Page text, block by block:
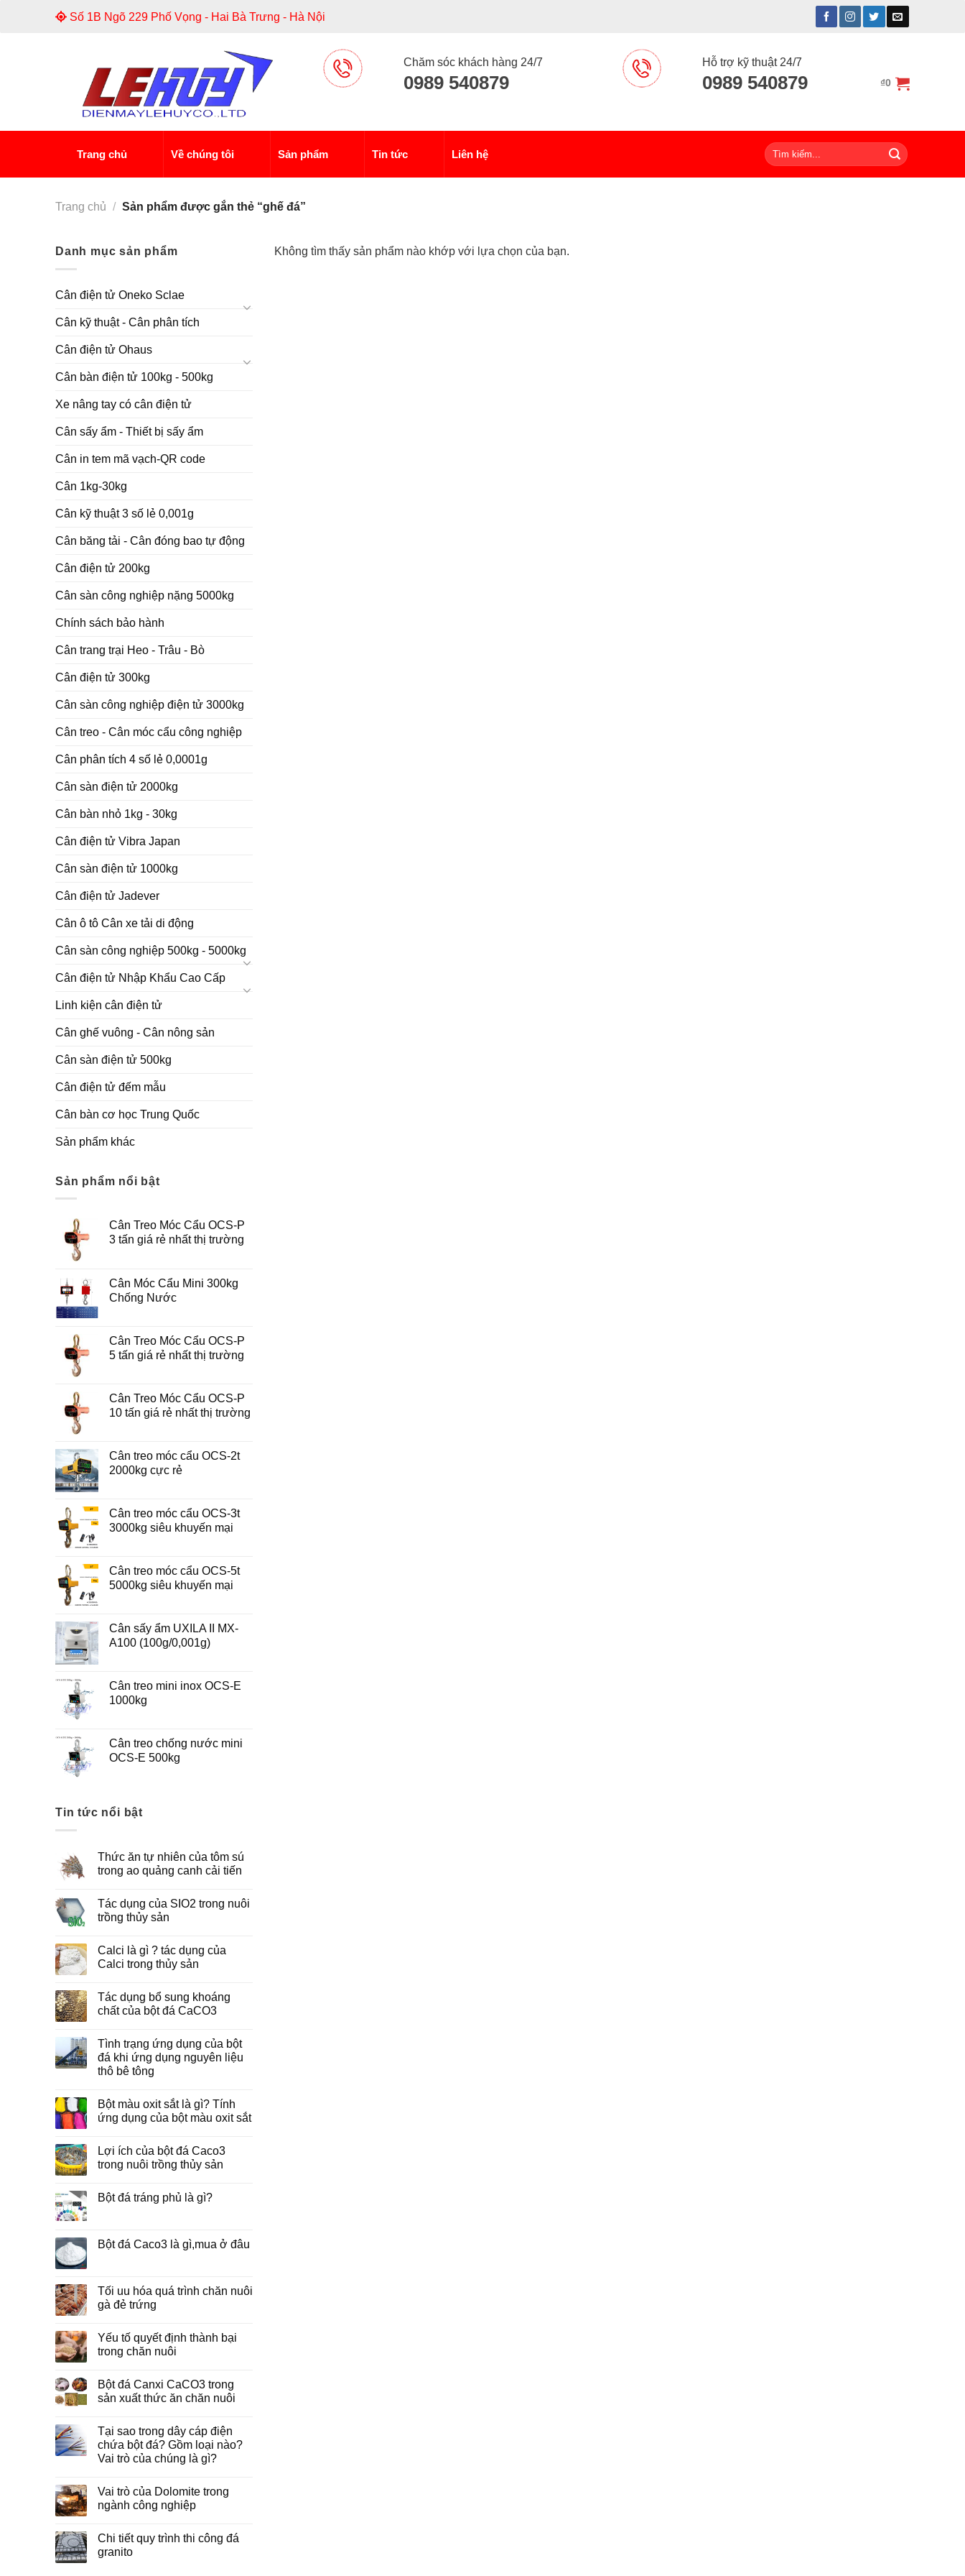
Số 1B Ngõ 229 Phố Vọng - Hai Bà Trưng - Hà Nội
Chăm sóc khách hàng 24/7
0989 540879
Hỗ trợ kỹ thuật 24/7
0989 540879 ₫0
Trang chủ Về chúng tôi Sản phẩm Tin tức Liên hệ
Tìm
kiếm:
Trang chủ / Sản phẩm được gắn thẻ “ghế đá”
Danh mục sản phẩm
Cân điện tử Oneko Sclae
Cân kỹ thuật - Cân phân tích
Cân điện tử Ohaus
Cân bàn điện tử 100kg - 500kg
Xe nâng tay có cân điện tử
Cân sấy ẩm - Thiết bị sấy ẩm
Cân in tem mã vạch-QR code
Cân 1kg-30kg
Cân kỹ thuật 3 số lẻ 0,001g
Cân băng tải - Cân đóng bao tự động
Cân điện tử 200kg
Cân sàn công nghiệp nặng 5000kg
Chính sách bảo hành
Cân trang trại Heo - Trâu - Bò
Cân điện tử 300kg
Cân sàn công nghiệp điện tử 3000kg
Cân treo - Cân móc cẩu công nghiệp
Cân phân tích 4 số lẻ 0,0001g
Cân sàn điện tử 2000kg
Cân bàn nhỏ 1kg - 30kg
Cân điện tử Vibra Japan
Cân sàn điện tử 1000kg
Cân điện tử Jadever
Cân ô tô Cân xe tải di động
Cân sàn công nghiệp 500kg - 5000kg
Cân điện tử Nhập Khẩu Cao Cấp
Linh kiện cân điện tử
Cân ghế vuông - Cân nông sản
Cân sàn điện tử 500kg
Cân điện tử đếm mẫu
Cân bàn cơ học Trung Quốc
Sản phẩm khác
Sản phẩm nổi bật
Cân Treo Móc Cẩu OCS-P
3 tấn giá rẻ nhất thị trường
Cân Móc Cẩu Mini 300kg
Chống Nước
Cân Treo Móc Cẩu OCS-P
5 tấn giá rẻ nhất thị trường
Cân Treo Móc Cẩu OCS-P
10 tấn giá rẻ nhất thị trường
Cân treo móc cẩu OCS-2t
2000kg cực rẻ
Cân treo móc cẩu OCS-3t
3000kg siêu khuyến mại
Cân treo móc cẩu OCS-5t
5000kg siêu khuyến mại
Cân sấy ẩm UXILA II MX-
A100 (100g/0,001g)
Cân treo mini inox OCS-E
1000kg
Cân treo chống nước mini
OCS-E 500kg
Tin tức nổi bật
Thức ăn tự nhiên của tôm sú
trong ao quảng canh cải tiến
Tác dụng của SIO2 trong nuôi
trồng thủy sản
Calci là gì ? tác dụng của
Calci trong thủy sản
Tác dụng bổ sung khoáng
chất của bột đá CaCO3
Tình trạng ứng dụng của bột
đá khi ứng dụng nguyên liệu
thô bê tông
Bột màu oxit sắt là gì? Tính
ứng dụng của bột màu oxit sắt
Lợi ích của bột đá Caco3
trong nuôi trồng thủy sản
Bột đá tráng phủ là gì?
Bột đá Caco3 là gì,mua ở đâu
Tối uu hóa quá trình chăn nuôi
gà đẻ trứng
Yếu tố quyết định thành bại
trong chăn nuôi
Bột đá Canxi CaCO3 trong
sản xuất thức ăn chăn nuôi
Tại sao trong dây cáp điện
chứa bột đá? Gồm loại nào?
Vai trò của chúng là gì?
Vai trò của Dolomite trong
ngành công nghiệp
Chi tiết quy trình thi công đá
granito
Không tìm thấy sản phẩm nào khớp với lựa chọn của bạn.